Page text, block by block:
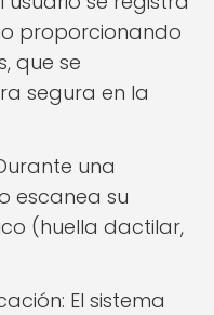
proporcionando
que se
segura en la
una
escanea su
(huella dactilar,
El sistema